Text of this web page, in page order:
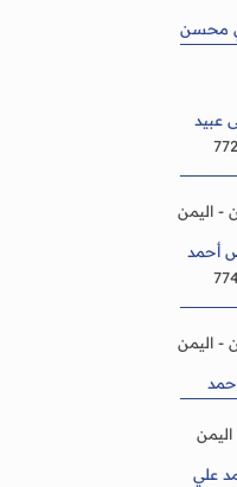
محسن
عبيد
- اليمن
أحمد
- اليمن
علي